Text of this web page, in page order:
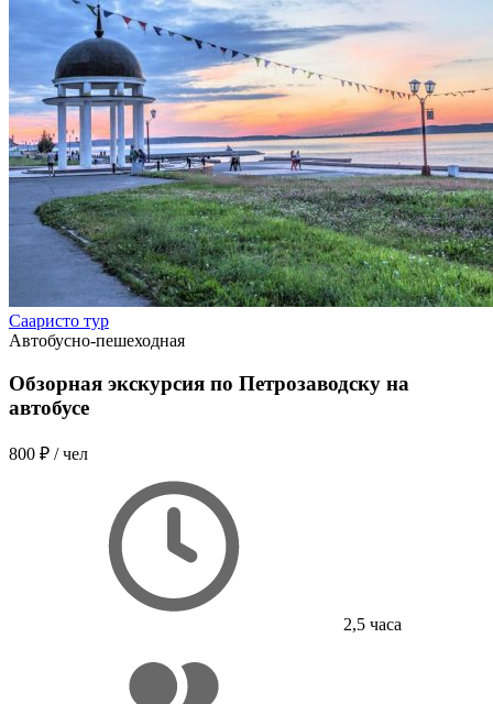
Сааристо тур
Автобусно-пешеходная
Обзорная экскурсия по Петрозаводску на
автобусе
800 ₽ / чел
2,5 часа